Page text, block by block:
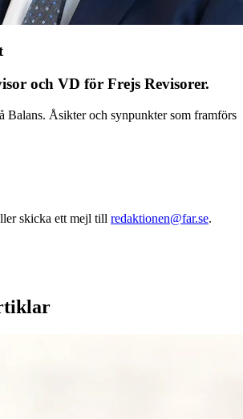
och VD för Frejs Revisorer.
Balans. Åsikter och synpunkter som framförs
skicka ett mejl till redaktionen@far.se.